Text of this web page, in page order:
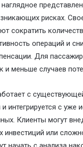
рисках.
сократить
операций и
Для
меньше случаев
с
интегрируется с уже
Клиенты могут
инвестиций или